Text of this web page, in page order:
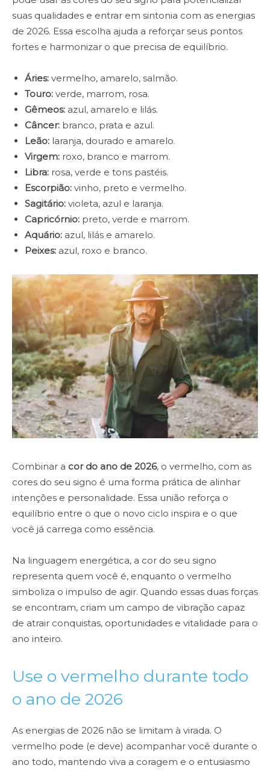
suas qualidades e entrar em sintonia com as energias
de 2026. Essa escolha ajuda a reforçar seus pontos
fortes e harmonizar o que precisa de equilíbrio.
Áries: vermelho, amarelo, salmão.
Touro: verde, marrom, rosa.
Gêmeos: azul, amarelo e lilás.
Câncer: branco, prata e azul.
Leão: laranja, dourado e amarelo.
Virgem: roxo, branco e marrom.
Libra: rosa, verde e tons pastéis.
Escorpião: vinho, preto e vermelho.
Sagitário: violeta, azul e laranja.
Capricórnio: preto, verde e marrom.
Aquário: azul, lilás e amarelo.
Peixes: azul, roxo e branco.
Combinar a cor do ano de 2026, o vermelho, com as
cores do seu signo é uma forma prática de alinhar
intenções e personalidade. Essa união reforça o
equilíbrio entre o que o novo ciclo inspira e o que
você já carrega como essência.
Na linguagem energética, a cor do seu signo
representa quem você é, enquanto o vermelho
simboliza o impulso de agir. Quando essas duas forças
se encontram, criam um campo de vibração capaz
de atrair conquistas, oportunidades e vitalidade para o
ano inteiro.
Use o vermelho durante todo
o ano de 2026
As energias de 2026 não se limitam à virada. O
vermelho pode (e deve) acompanhar você durante o
ano todo, mantendo viva a coragem e o entusiasmo